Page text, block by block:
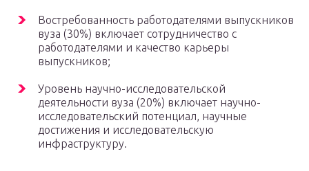
Востребованность работодателями выпускников
вуза (30%) включает сотрудничество с
работодателями и качество карьеры
выпускников;
Уровень научно-исследовательской
деятельности вуза (20%) включает научно-
исследовательский потенциал, научные
достижения и исследовательскую
инфраструктуру.